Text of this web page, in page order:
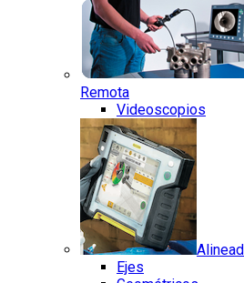
Remota
Videoscopios
Ejes